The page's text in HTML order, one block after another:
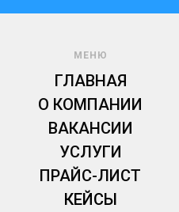
МЕНЮ
ГЛАВНАЯ
О КОМПАНИИ
ВАКАНСИИ
УСЛУГИ
ПРАЙС-ЛИСТ
КЕЙСЫ